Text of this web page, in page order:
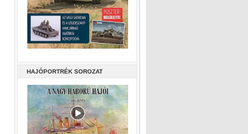
HAJÓPORTRÉK SOROZAT